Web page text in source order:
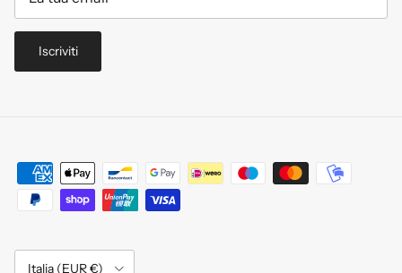
Iscriviti
Paese/Regione
Italia (EUR €)